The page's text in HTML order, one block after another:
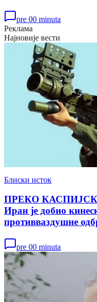
pre 00 minuta
Реклама
Најновије вести
Блиски исток
ПРЕКО
Иран је добио
противваздушне
pre 00 minuta